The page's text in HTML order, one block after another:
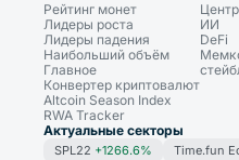
Рейтинг монет
Лидеры роста
Лидеры падения
Наибольший объём
Главное
Конвертер криптовалют
Altcoin Season Index
RWA Tracker
ИИ
DeFi
Актуальные секторы
SPL22 +1266.6% Time.fun